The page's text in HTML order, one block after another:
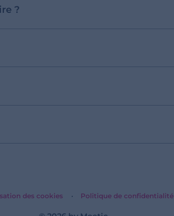
?
des cookies Politique de confidentialité